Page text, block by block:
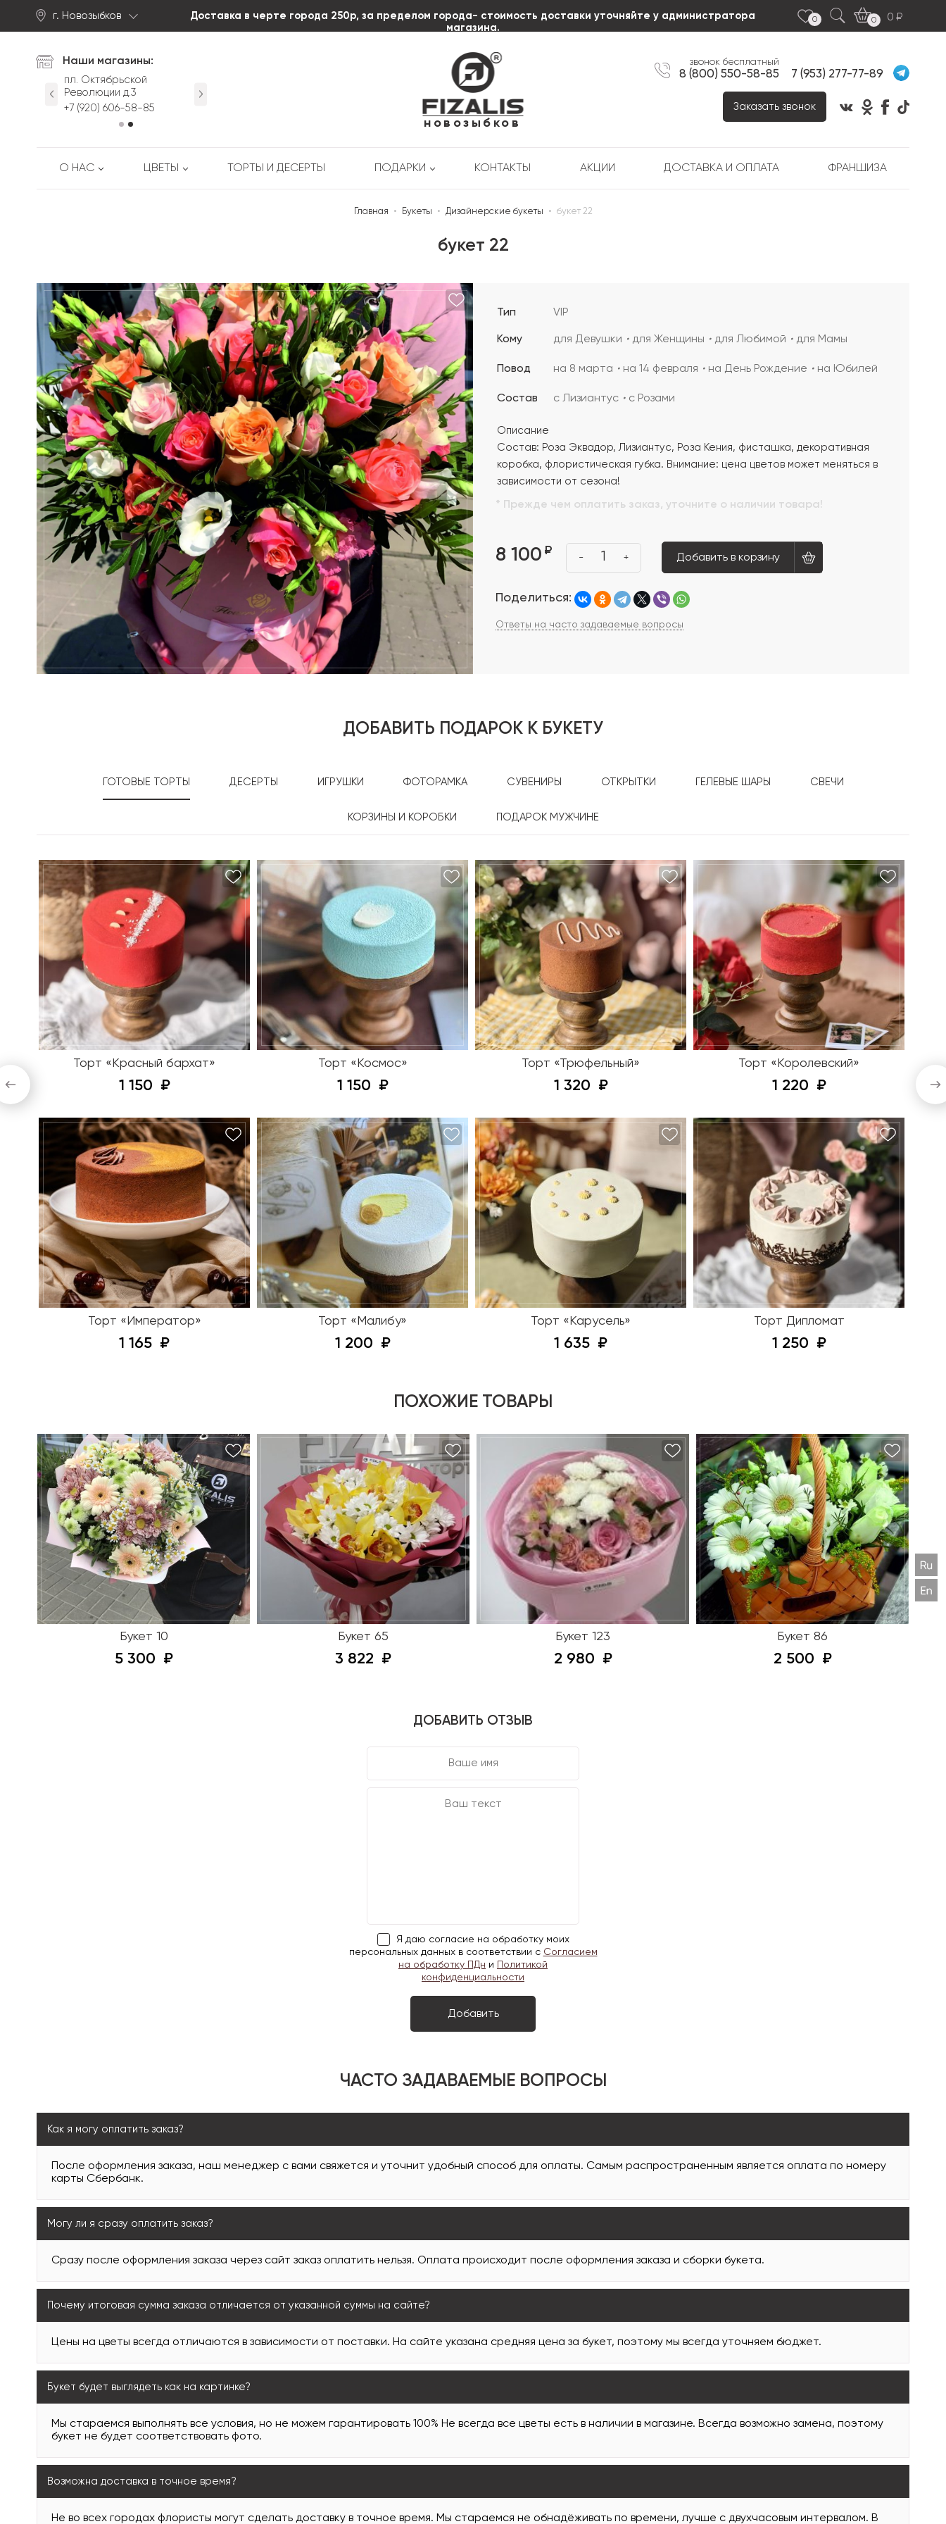
Доставка в черте города 250р, за пределом города- стоимость доставки уточняйте у администратора
магазина.
г. Новозыбков 0 0
0
новозыбков
Наши магазины:
пл. Октябрьской
Революции д.3
+7 (920) 606-58-85
+7 (920) 605-53-88
8 (800) 550-58-85
звонок бесплатный
7 (953) 277-77-89
Заказать звонок
О НАС ЦВЕТЫ ТОРТЫ И ДЕСЕРТЫ ПОДАРКИ КОНТАКТЫ АКЦИИ ДОСТАВКА И ОПЛАТА ФРАНШИЗА
Главная • Букеты • Дизайнерские букеты • букет 22
букет 22
Тип VIP
Кому для Девушки для Женщины для Любимой для Мамы
Повод на 8 марта на 14 февраля на День Рождение на Юбилей
Состав с Лизиантус с Розами
Описание
Состав: Роза Эквадор, Лизиантус, Роза Кения, фисташка, декоративная
коробка, флористическая губка. Внимание: цена цветов может меняться в
зависимости от сезона!
* Прежде чем оплатить заказ, уточните о наличии товара!
8 100 ₽
- 1 + Добавить в корзину
Поделиться:
Ответы на часто задаваемые вопросы
ДОБАВИТЬ ПОДАРОК К БУКЕТУ
ГОТОВЫЕ ТОРТЫ ДЕСЕРТЫ ИГРУШКИ ФОТОРАМКА СУВЕНИРЫ ОТКРЫТКИ ГЕЛЕВЫЕ ШАРЫ СВЕЧИ
КОРЗИНЫ И КОРОБКИ ПОДАРОК МУЖЧИНЕ
Торт «Красный бархат»
1 150
Торт «Космос»
1 150
Торт «Трюфельный»
1 320
Торт «Королевский»
1 220
Торт «Император»
1 165
Торт «Малибу»
1 200
Торт «Карусель»
1 635
Торт Дипломат
1 250
ПОХОЖИЕ ТОВАРЫ
Букет 10
5 300
Букет 65
3 822
Букет 123
2 980
Букет 86
2 500
ДОБАВИТЬ ОТЗЫВ
Я даю согласие на обработку моих
персональных данных в соответствии с Согласием
на обработку ПДн и
Политикой
конфиденциальности
ЧАСТО ЗАДАВАЕМЫЕ ВОПРОСЫ
Как я могу оплатить заказ?
После оформления заказа, наш менеджер с вами свяжется и уточнит удобный способ для оплаты. Самым распространенным является оплата по номеру
карты Сбербанк.
Могу ли я сразу оплатить заказ?
Сразу после оформления заказа через сайт заказ оплатить нельзя. Оплата происходит после оформления заказа и сборки букета.
Почему итоговая сумма заказа отличается от указанной суммы на сайте?
Цены на цветы всегда отличаются в зависимости от поставки. На сайте указана средняя цена за букет, поэтому мы всегда уточняем бюджет.
Букет будет выглядеть как на картинке?
Мы стараемся выполнять все условия, но не можем гарантировать 100% Не всегда все цветы есть в наличии в магазине. Всегда возможно замена, поэтому
букет не будет соответствовать фото.
Возможна доставка в точное время?
Не во всех городах флористы могут сделать доставку в точное время. Мы стараемся не обнадёживать по времени, лучше с двухчасовым интервалом. В